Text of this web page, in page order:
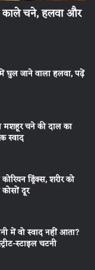
काले चने, हलवा और
जाने वाला हलवा, पढ़ें
मशहूर चने की दाल का
स्वाद
ड्रिंक्स, शरीर को
दूर
में वो स्वाद नहीं आता?
स्टाइल चटनी